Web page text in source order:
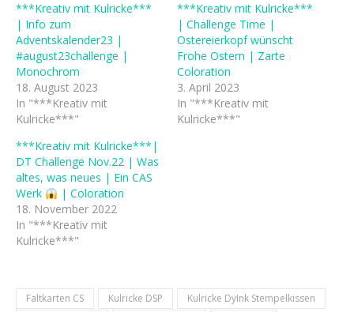
***Kreativ mit Kulricke***
| Info zum
Adventskalender23 |
#august23challenge |
Monochrom
18. August 2023
In "***Kreativ mit
Kulricke***"
***Kreativ mit Kulricke***
| Challenge Time |
Ostereierkopf wünscht
Frohe Ostern | Zarte
Coloration
3. April 2023
In "***Kreativ mit
Kulricke***"
***Kreativ mit Kulricke***|
DT Challenge Nov.22 | Was
altes, was neues | Ein CAS
Werk
| Coloration
18. November 2022
In "***Kreativ mit
Kulricke***"
Faltkarten CS Kulricke DSP
Kulricke DyInk Stempelkissen